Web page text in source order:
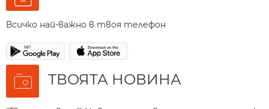
Всичко най-важно в твоя телефон
ТВОЯТА НОВИНА